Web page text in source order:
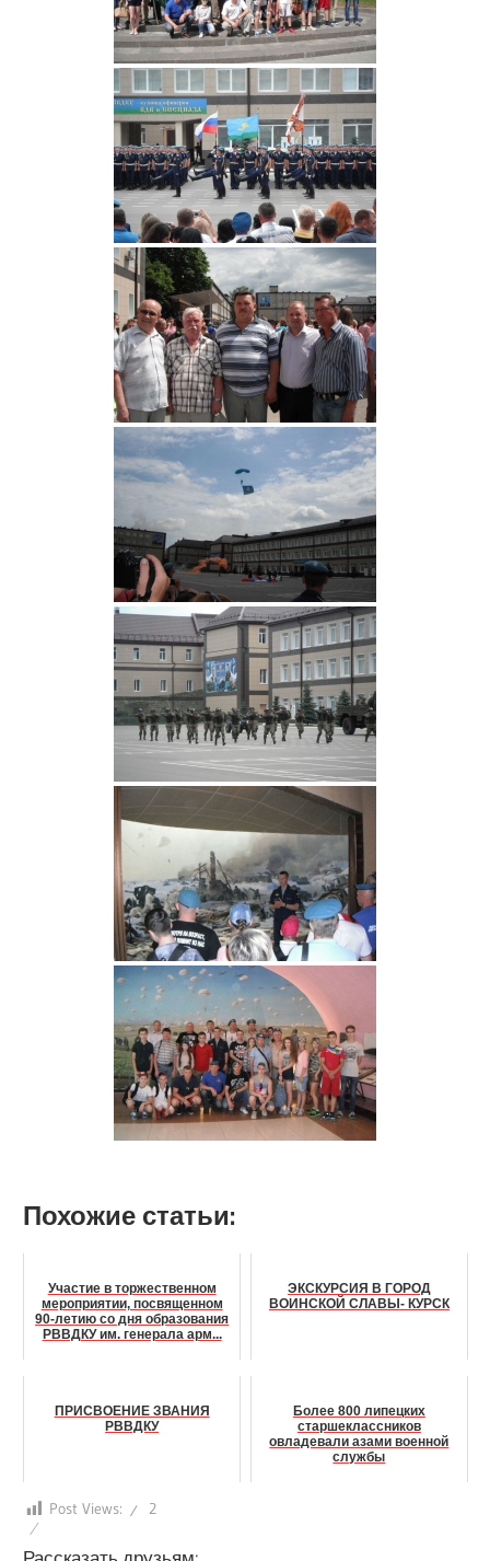
Похожие статьи:
Участие в торжественном
мероприятии, посвященном
90-летию со дня образования
РВВДКУ им. генерала арм...
ЭКСКУРСИЯ В ГОРОД
ВОИНСКОЙ СЛАВЫ- КУРСК
ПРИСВОЕНИЕ ЗВАНИЯ
РВВДКУ
Более 800 липецких
старшеклассников
овладевали азами военной
службы
Post Views: 2